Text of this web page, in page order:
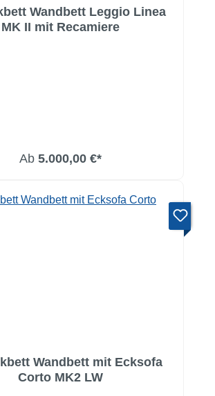
Wandbett Leggio Linea
MK II mit Recamiere
Ab 5.000,00 €*
Wandbett mit Ecksofa
Corto MK2 LW